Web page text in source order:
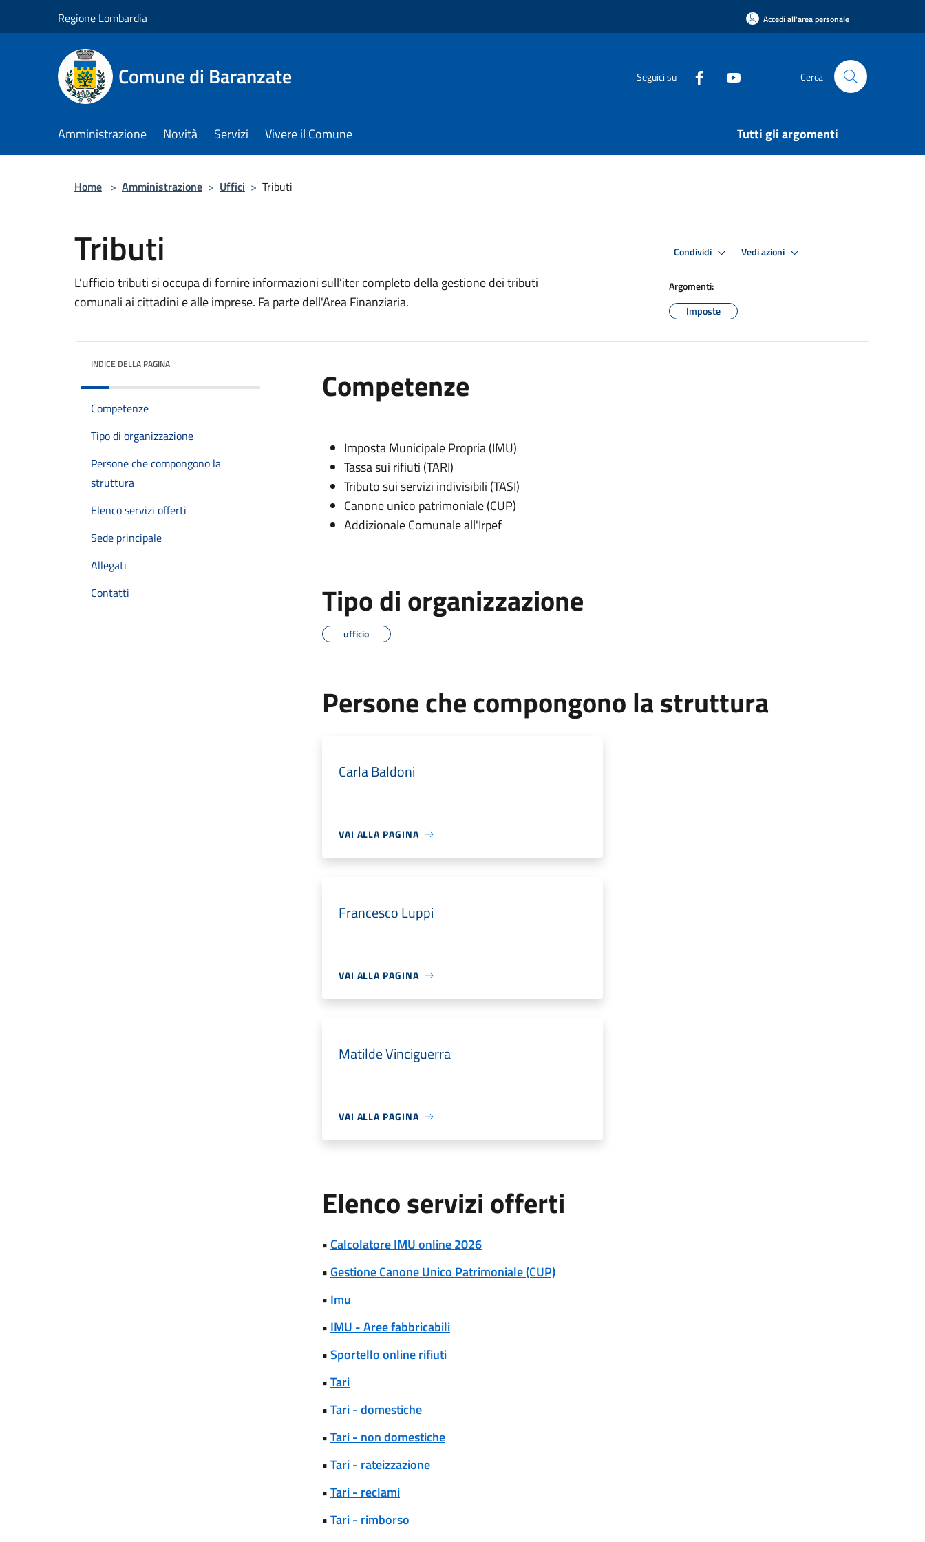
Regione Lombardia Accedi all'area personale
Comune di Baranzate Seguici su Cerca
Amministrazione Novità Servizi Vivere il Comune Tutti gli argomenti
Home > Amministrazione > Uffici > Tributi
Tributi
L’ufficio tributi si occupa di fornire informazioni sull’iter completo della gestione dei tributi
comunali ai cittadini e alle imprese. Fa parte dell'Area Finanziaria.
Condividi Vedi azioni
Argomenti:
Imposte
INDICE DELLA PAGINA
Competenze
Tipo di organizzazione
Persone che compongono la
struttura
Elenco servizi offerti
Sede principale
Allegati
Contatti
Competenze
Imposta Municipale Propria (IMU)
Tassa sui rifiuti (TARI)
Tributo sui servizi indivisibili (TASI)
Canone unico patrimoniale (CUP)
Addizionale Comunale all'Irpef
Tipo di organizzazione
ufficio
Persone che compongono la struttura
Carla Baldoni
VAI ALLA PAGINA
Francesco Luppi
VAI ALLA PAGINA
Matilde Vinciguerra
VAI ALLA PAGINA
Elenco servizi offerti
• Calcolatore IMU online 2026
• Gestione Canone Unico Patrimoniale (CUP)
• Imu
• IMU - Aree fabbricabili
•Sportello online rifiuti
•Tari
•Tari - domestiche
•Tari - non domestiche
•Tari - rateizzazione
•Tari - reclami
•Tari - rimborso